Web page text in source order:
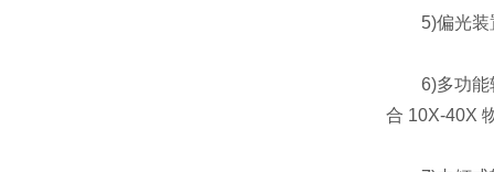
5)偏光装置
6)多功能转
合 10X-40X